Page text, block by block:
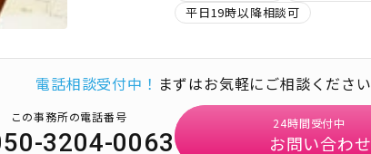
平日19時以降相談可
電話相談受付中！ まずはお気軽にご相談ください
この事務所の電話番号
3204-0063
24時間受付中
お問い合わせ